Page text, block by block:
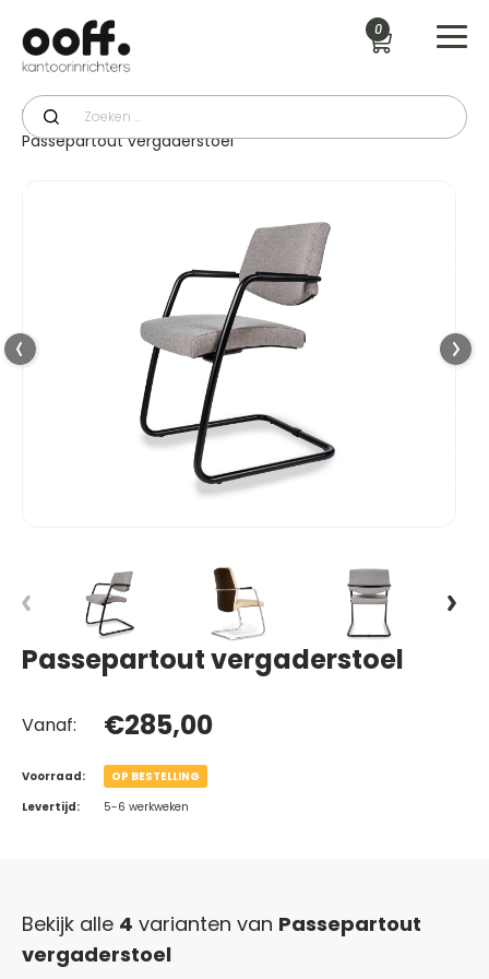
0
Productcategorie
Passepartout vergaderstoel
Passepartout vergaderstoel
Vanaf: €285,00
Voorraad:
OP BESTELLING
Levertijd:
5-6 werkweken
Bekijk alle 4 varianten van Passepartout
vergaderstoel